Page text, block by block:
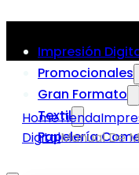
Impresión
Promocionales
Gran Formato
Textil
Papelería
HomeTienda
DigitalManual De